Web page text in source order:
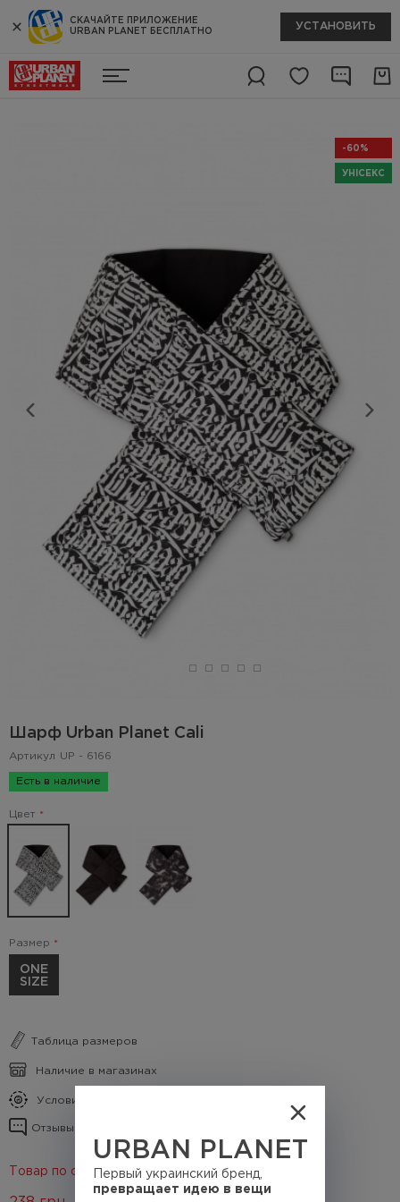
СКАЧАЙТЕ ПРИЛОЖЕНИЕ
URBAN PLANET БЕСПЛАТНО
УСТАНОВИТЬ
URBAN PLANET
Первый украинский бренд,
превращает идею в вещи
-60%
УНІСЕКС
Шарф Urban Planet Cali
Артикул UP - 6166
Есть в наличие
Цвет
Размер
ONE
SIZE
Таблица размеров
Наличие в магазинах
Условия кэшбека
Отзывы о товаре
Товар по скидке 60%